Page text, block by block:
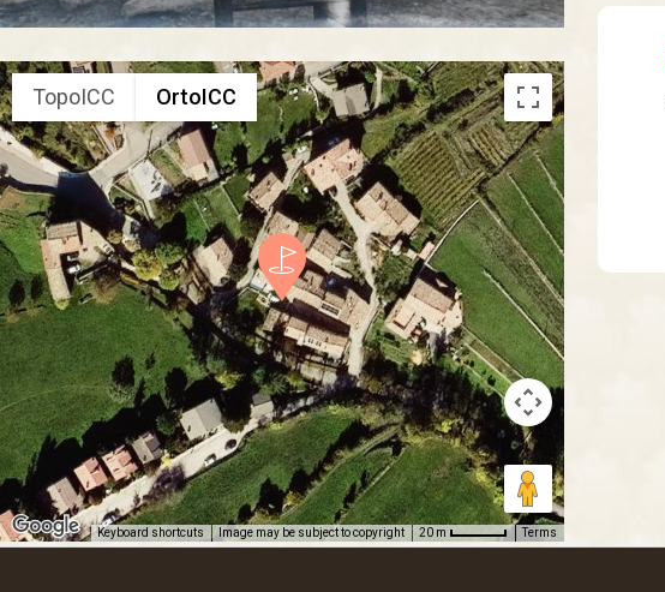
TopoICC OrtoICC
Keyboard shortcuts Image may be subject to copyright 20 m Terms